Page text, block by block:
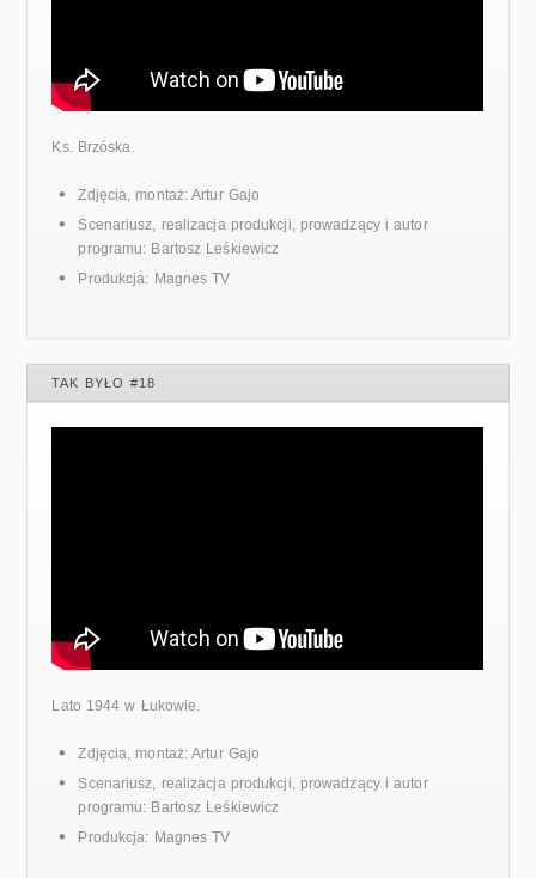
Ks. Brzóska.
Zdjęcia, montaż: Artur Gajo
Scenariusz, realizacja produkcji, prowadzący i autor
programu: Bartosz Leśkiewicz
Produkcja: Magnes TV
TAK BYŁO #18
Lato 1944 w Łukowie.
Zdjęcia, montaż: Artur Gajo
Scenariusz, realizacja produkcji, prowadzący i autor
programu: Bartosz Leśkiewicz
Produkcja: Magnes TV